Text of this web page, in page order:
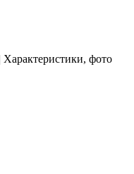
фото